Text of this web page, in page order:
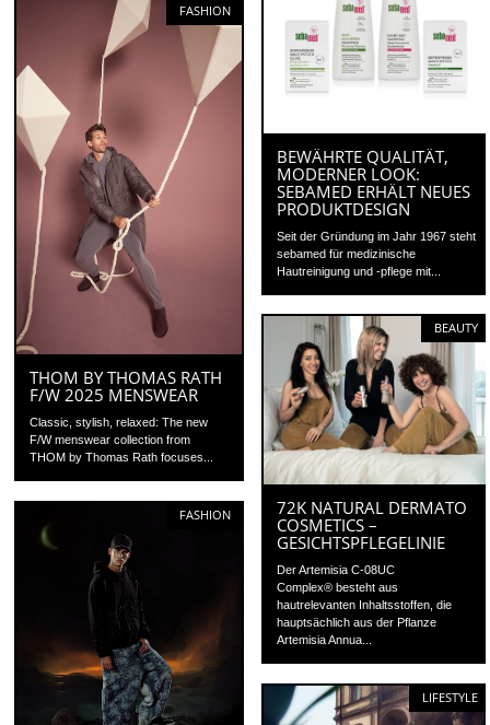
BEWÄHRTE QUALITÄT,
MODERNER LOOK:
SEBAMED ERHÄLT NEUES
PRODUKTDESIGN
Seit der Gründung im Jahr 1967 steht
sebamed für medizinische
Hautreinigung und -pflege mit...
FASHION
THOM BY THOMAS RATH
F/W 2025 MENSWEAR
Classic, stylish, relaxed: The new
F/W menswear collection from
THOM by Thomas Rath focuses...
BEAUTY
72K NATURAL DERMATO
COSMETICS –
GESICHTSPFLEGELINIE
Der Artemisia C-08UC
Complex® besteht aus
hautrelevanten Inhaltsstoffen, die
hauptsächlich aus der Pflanze
Artemisia Annua...
FASHION
LIFESTYLE